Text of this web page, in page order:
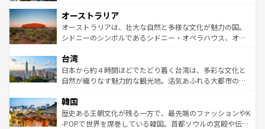
部のニューオーリンズでは、音楽と美食が融合した独特の
文化が魅力。旅行者はアメリカの各地域で異なる魅力を楽
しみながら、その多様性と豊かな歴史を感じることができ
ならではの贅沢な旅のスタイルだ。 なお、新着のアメリカ
情報はコンテンツ一覧を参照してほしい。
ワイ島は見逃せない。また、定番の観光地といえばオアフ
島だが、静かな自然を求めるならマウイ島やカウアイ島が
おすすめ。エメラルドグリーンに輝く海をはじめ、豊かな
れるおもてなしの心で訪れる人々を迎えてくれるハワイの
人々、おいしいローカルフードやハワイアンミュージッ
ク、伝統的なフラダンスなど、すべてがハワイの魅力を彩
ワイを、存分に味わってほしい。 なお、新着のハワイ情報
はコンテンツ一覧を参照してほしい。
オーストラリア
オーストラリアは、壮大な自然と多様な文化が魅力の国。
シドニーのシンボルであるシドニー・オペラハウス、オー
リアリーフや大陸中央部にそびえるウルル（エアーズロッ
ク）、タスマニアの美しい原生林やケアンズの熱帯雨林な
ど、見どころがたくさん。また、カフェやワイン、オージ
いる。アクティビティも充実しており、サーフィンやダイ
ビング、ハイキングなど、アウトドア好きにはたまらな
い。オーストラリアの多彩な魅力を存分に味わいつくそ
台湾
日本から約４時間ほどでたどり着く台湾は、多彩な文化と
自然が織りなす魅力的な観光地。活気あふれる大都市の台
ン）、静ひつな山岳地帯である台湾東部など、都市の喧騒
と山間の静けさが共存しており、訪れる人に新しい発見と
驚きをもたらしてくれる。また、奥深い台湾の食文化も魅
韓国
歴史ある王朝文化が残る一方で、最先端のファッションやK
-POPで世界を席巻している韓国。首都ソウルの宮殿や伝統